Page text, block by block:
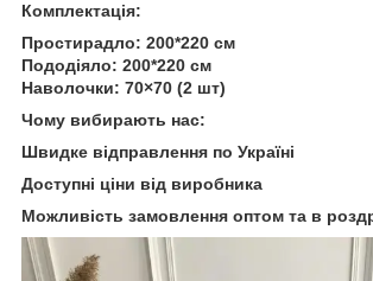
Комплектація:
Простирадло: 200*220 см
Пододіяло: 200*220 см
Наволочки: 70×70 (2 шт)
Чому вибирають нас:
Швидке відправлення по Україні
Доступні ціни від виробника
Можливість замовлення оптом та в